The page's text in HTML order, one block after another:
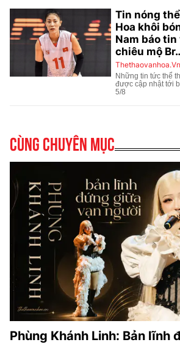
Cùng chuyên mục
Phùng Khánh Linh: Bản lĩnh